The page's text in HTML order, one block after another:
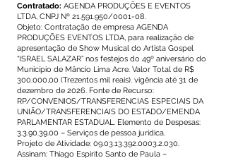
Contratado: AGENDA PRODUÇÕES E EVENTOS
LTDA, CNPJ Nº 21.591.950/0001-08.
Objeto: Contratação de empresa AGENDA
PRODUÇÕES EVENTOS LTDA, para realização de
apresentação de Show Musical do Artista Gospel
“ISRAEL SALAZAR” nos festejos do 49º aniversário do
Município de Mâncio Lima Acre. Valor Total de R$
300.000,00 (Trezentos mil reais). vigência até 31 de
dezembro de 2026. Fonte de Recurso:
RP/CONVENIOS/TRANSFERENCIAS ESPECIAIS DA
UNIÃO/TRANSFERENCIAIS DO ESTADO/EMENDA
PARLAMENTAR ESTADUAL. Elemento de Despesas:
3.3.90.39.00 – Serviços de pessoa jurídica.
Projeto de Atividade: 09.03.13.392.0003.2.030.
Assinam: Thiago Espirito Santo de Paula –